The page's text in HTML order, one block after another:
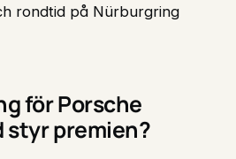
rondtid på Nürburgring
för Porsche
styr premien?